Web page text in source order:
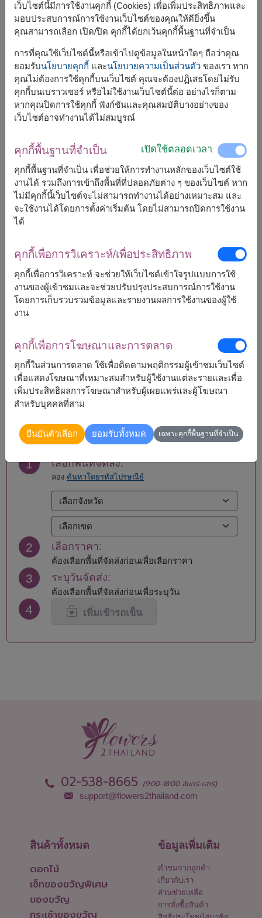
เซ็ตของขวัญสุดน่ารักที่รวมตุ๊กตาหมูสีชมพูและดอกไม้
ประดิษฐ์คุณภาพดี จัดตกแต่งอย่างสวยงาม เหมาะสำหรับ
มอบเป็นของขวัญแทนความรัก ความห่วงใย และคำอวยพรใน
ทุกโอกาส
ช่อนี้ประกอบด้วย
ตุ๊กตาหมูน้อยมีปีก
ตกแต่งด้วยดอกไม้ประดิษฐ์
จัดส่งได้เร็วสุดพรุ่งนี้ในบางพื้นที่และพ., 12 ส.ค. 2026
สำหรับพื้นที่อื่นๆ
แต่สามารถกำหนดวันได้
ราคาตามพื้นที่จัดส่ง
เริ่มต้นที่ ฿1,690
ฟรีจัดส่ง + ฟรีการ์ดเขียนข้อความ
จัดส่งได้
ทั่วประเทศ
1 เลือกพื้นที่จัดส่ง:
ลอง ค้นหาโดยรหัสไปรษณีย์
2 เลือกราคา:
ต้องเลือกพื้นที่จัดส่งก่อนเพื่อเลือกราคา
3 ระบุวันจัดส่ง:
ต้องเลือกพื้นที่จัดส่งก่อนเพื่อระบุวัน
4 เพิ่มเข้ารถเข็น
02-538-8665 (9:00-18:00 จันทร์-เสาร์)
support@flowers2thailand.com
สินค้าทั้งหมด
ดอกไม้
เซ็ทของขวัญพิเศษ
ของขวัญ
กระเช้าของขวัญ
ข้อมูลเพิ่มเติม
คำชมจากลูกค้า
เกี่ยวกับเรา
ส่วนช่วยเหลือ
การสั่งซื้อสินค้า
เว็บไซต์นี้มีการใช้งานคุกกี้ (Cookies) เพื่อเพิ่มประสิทธิภาพและ
มอบประสบการณ์การใช้งานเว็บไซต์ของคุณให้ดียิ่งขึ้น
คุณสามารถเลือก เปิด/ปิด คุกกี้ได้ยกเว้นคุกกี้พื้นฐานที่จำเป็น
การที่คุณใช้เว็บไซต์นี้หรือเข้าไปดูข้อมูลในหน้าใดๆ ถือว่าคุณ
ยอมรับนโยบายคุกกี้ และนโยบายความเป็นส่วนตัวของเรา หาก
คุณไม่ต้องการใช้คุกกี้บนเว็บไซต์ คุณจะต้องปฏิเสธโดยไม่รับ
คุกกี้บนเบราวเซอร์ หรือไม่ใช้งานเว็บไซต์นี้ต่อ อย่างไรก็ตาม
หากคุณปิดการใช้คุกกี้ ฟังก์ชันและคุณสมบัติบางอย่างของ
เว็บไซต์อาจทำงานได้ไม่สมบูรณ์
คุกกี้พื้นฐานที่จำเป็น เปิดใช้ตลอดเวลา
คุกกี้พื้นฐานที่จำเป็น เพื่อช่วยให้การทำงานหลักของเว็บไซต์ใช้
งานได้ รวมถึงการเข้าถึงพื้นที่ที่ปลอดภัยต่าง ๆ ของเว็บไซต์ หาก
ไม่มีคุกกี้นี้เว็บไซต์จะไม่สามารถทำงานได้อย่างเหมาะสม และ
จะใช้งานได้โดยการตั้งค่าเริ่มต้น โดยไม่สามารถปิดการใช้งาน
ได้
คุกกี้เพื่อการวิเคราะห์/เพื่อประสิทธิภาพ
คุกกี้เพื่อการวิเคราะห์ จะช่วยให้เว็บไซต์เข้าใจรูปแบบการใช้
งานของผู้เข้าชมและจะช่วยปรับปรุงประสบการณ์การใช้งาน
โดยการเก็บรวบรวมข้อมูลและรายงานผลการใช้งานของผู้ใช้
งาน
คุกกี้เพื่อการโฆษณาและการตลาด
คุกกี้ในส่วนการตลาด ใช้เพื่อติดตามพฤติกรรมผู้เข้าชมเว็บไซต์
เพื่อแสดงโฆษณาที่เหมาะสมสำหรับผู้ใช้งานแต่ละรายและเพื่อ
เพิ่มประสิทธิผลการโฆษณาสำหรับผู้เผยแพร่และผู้โฆษณา
สำหรับบุคคลที่สาม
ยืนยันตัวเลือก ยอมรับทั้งหมด เฉพาะคุกกี้พื้นฐานที่จำเป็น